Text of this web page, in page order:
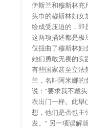
伊斯兰和穆斯林充
头巾的穆斯林妇女
绘成受压迫的，即
这两项描述都是极
仅扭曲了穆斯林妇
她们勇敢无畏的实
有些国家甚至立法
兰，名叫阿米娜的
说：“要求我不戴
衣出门一样。此舉
想，他们是否也主
发。” 另一项误解